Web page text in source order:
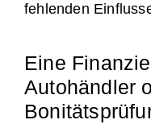
fehlenden
Eine
Autohändler